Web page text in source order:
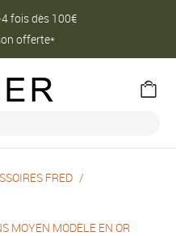
fois dès 100€
offerte*
FRED
MOYEN MODÈLE EN OR